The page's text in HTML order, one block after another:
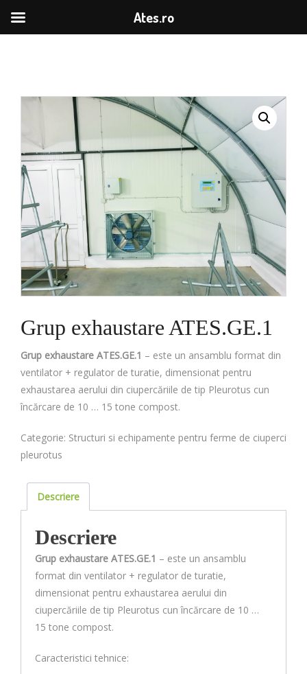
Grup exhaustare ATES.GE.1
Grup exhaustare ATES.GE.1 – este un ansamblu format din
ventilator + regulator de turatie, dimensionat pentru
exhaustarea aerului din ciupercăriile de tip Pleurotus cun
încărcare de 10 … 15 tone compost.
Categorie: Structuri si echipamente pentru ferme de ciuperci
pleurotus
Descriere
Descriere
Grup exhaustare ATES.GE.1 – este un ansamblu
format din ventilator + regulator de turatie,
dimensionat pentru exhaustarea aerului din
ciupercăriile de tip Pleurotus cun încărcare de 10 …
15 tone compost.
Caracteristici tehnice:
Ates.ro